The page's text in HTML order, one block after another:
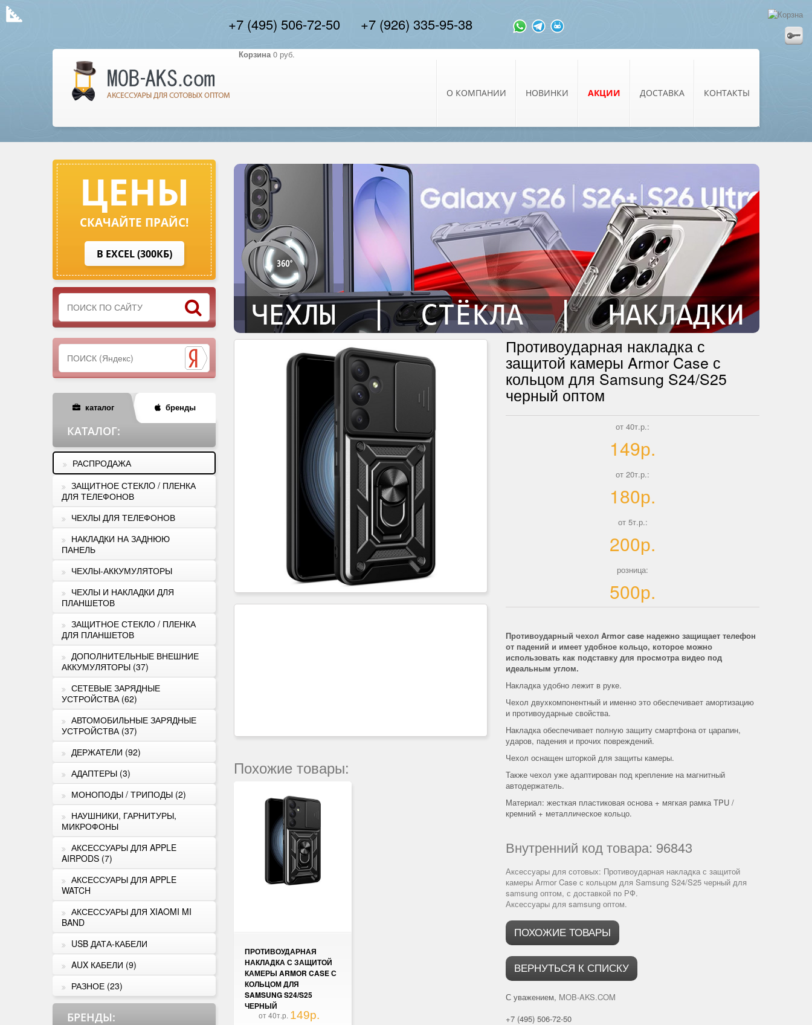
+7 (495) 506-72-50 +7 (926) 335-95-38
Корзина 0 руб.
О КОМПАНИИ НОВИНКИ АКЦИИ ДОСТАВКА КОНТАКТЫ
ЦЕНЫ
СКАЧАЙТЕ ПРАЙС!
В EXCEL (300КБ)
каталог бренды
КАТАЛОГ:
РАСПРОДАЖА
ЗАЩИТНОЕ СТЕКЛO / ПЛЕНКА
ДЛЯ ТЕЛЕФОНОВ
ЧЕХЛЫ ДЛЯ ТЕЛЕФОНОВ
НАКЛАДКИ НА ЗАДНЮЮ
ПАНЕЛЬ
ЧЕХЛЫ-АККУМУЛЯТОРЫ
ЧЕХЛЫ И НАКЛАДКИ ДЛЯ
ПЛАНШЕТОВ
ЗАЩИТНОЕ СТЕКЛО / ПЛЕНКА
ДЛЯ ПЛАНШЕТОВ
ДОПОЛНИТЕЛЬНЫЕ ВНЕШНИЕ
АККУМУЛЯТОРЫ (37)
СЕТЕВЫЕ ЗАРЯДНЫЕ
УСТРОЙСТВА (62)
АВТОМОБИЛЬНЫЕ ЗАРЯДНЫЕ
УСТРОЙСТВА (37)
ДЕРЖАТЕЛИ (92)
АДАПТЕРЫ (3)
МОНОПОДЫ / ТРИПОДЫ (2)
НАУШНИКИ, ГАРНИТУРЫ,
МИКРОФОНЫ
АКСЕССУАРЫ ДЛЯ APPLE
AIRPODS (7)
АКСЕССУАРЫ ДЛЯ APPLE
WATCH
АКСЕССУАРЫ ДЛЯ XIAOMI MI
BAND
USB ДАТА-КАБЕЛИ
AUX КАБЕЛИ (9)
РАЗНОЕ (23)
БРЕНДЫ:
Похожие товары:
ПРОТИВОУДАРНАЯ
НАКЛАДКА С ЗАЩИТОЙ
КАМЕРЫ ARMOR CASE С
КОЛЬЦОМ ДЛЯ
SAMSUNG S24/S25
ЧЕРНЫЙ
от 40т.р. 149р.
Противоударная накладка с
защитой камеры Armor Case с
кольцом для Samsung S24/S25
черный оптом
от 40т.р.:
149р.
от 20т.р.:
180р.
от 5т.р.:
200р.
розница:
500р.
Противоударный чехол Armor case надежно защищает телефон
от падений и имеет удобное кольцо, которое можно
использовать как подставку для просмотра видео под
идеальным углом.
Накладка удобно лежит в руке.
Чехол двухкомпонентный и именно это обеспечивает амортизацию
и противоударные свойства.
Накладка обеспечивает полную защиту смартфона от царапин,
ударов, падения и прочих повреждений.
Чехол оснащен шторкой для защиты камеры.
Также чехол уже адаптирован под крепление на магнитный
автодержатель.
Материал: жесткая пластиковая основа + мягкая рамка TPU /
кремний + металлическое кольцо.
Внутренний код товара: 96843
Аксессуары для сотовых: Противоударная накладка с защитой
камеры Armor Case с кольцом для Samsung S24/S25 черный для
samsung оптом, с доставкой по РФ.
Аксессуары для samsung оптом.
ПОХОЖИЕ ТОВАРЫ
ВЕРНУТЬСЯ К СПИСКУ
С уважением, MOB-AKS.COM
+7 (495) 506-72-50